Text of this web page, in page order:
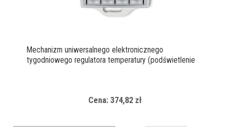
Mechanizm uniwersalnego elektronicznego
tygodniowego regulatora temperatury (podświetlenie
Cena: 374,82 zł